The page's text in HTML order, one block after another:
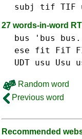
subj
tif TIF
27 words-in-word
bus 'bus bus.
ese
fit FiT
UDT usu Usu
Random word
Previous word
Recommended